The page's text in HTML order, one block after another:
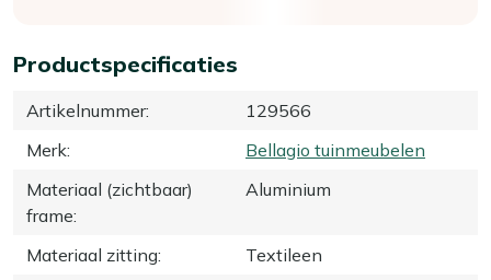
Productspecificaties
Artikelnummer:
129566
Merk:
Bellagio tuinmeubelen
Materiaal (zichtbaar)
frame:
Aluminium
Materiaal zitting:
Textileen